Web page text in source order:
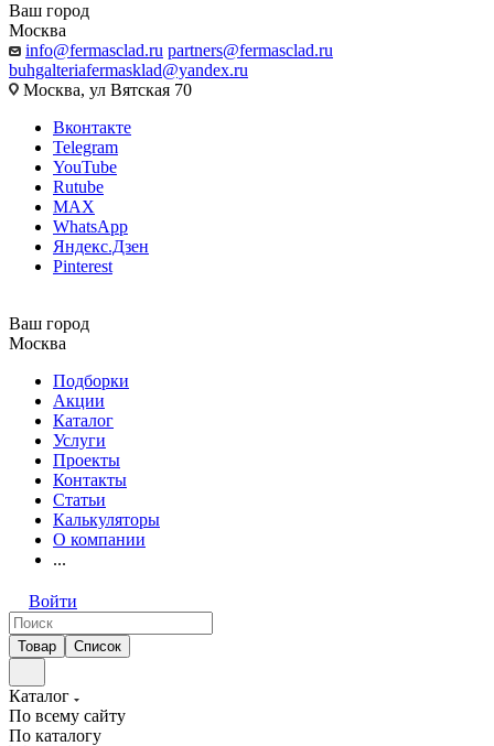
Ваш город
Москва
info@fermasclad.ru partners@fermasclad.ru
buhgalteriafermasklad@yandex.ru
Москва, ул Вятская 70
Вконтакте
Telegram
YouTube
Rutube
MAX
WhatsApp
Яндекс.Дзен
Pinterest
Ваш город
Москва
Подборки
Акции
Каталог
Услуги
Проекты
Контакты
Статьи
Калькуляторы
О компании
...
Войти
Товар Список
Каталог
По всему сайту
По каталогу